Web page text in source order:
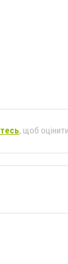
, щоб оцінити